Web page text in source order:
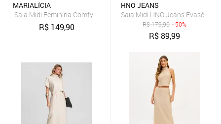
MARIALÍCIA
Saia Midi Feminina Comfy Franzida Marialícia Bege
R$ 149,90
HNO JEANS
Saia Midi HNO Jeans Evasê
R$179,90 - 50%
R$89,99